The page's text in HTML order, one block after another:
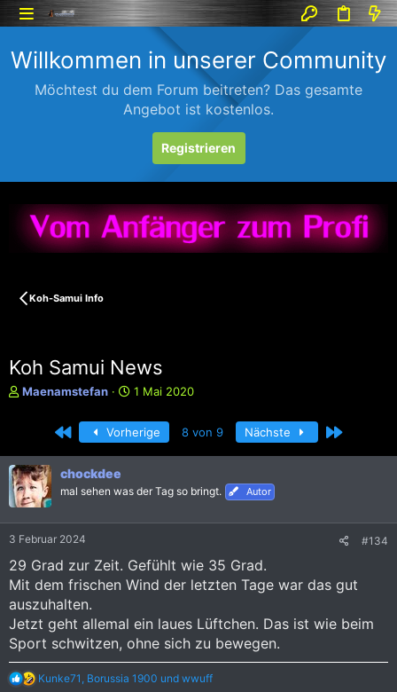
Willkommen in unserer Community
Möchtest du dem Forum beitreten? Das gesamte
Angebot ist kostenlos.
Registrieren
Koh-Samui Info
Koh Samui News
E
e
l
l
e
Maenamstefan
E
s
t
e
1 Mai 2020
Erste Vorherige 8 von 9 Nächste Letzte
chockdee
mal sehen was der Tag so bringt. Autor
3 Februar 2024 #134
29 Grad zur Zeit. Gefühlt wie 35 Grad.
Mit dem frischen Wind der letzten Tage war das gut
auszuhalten.
Jetzt geht allemal ein laues Lüftchen. Das ist wie beim
Sport schwitzen, ohne sich zu bewegen.
R
Kunke71 Borussia 1900 und wwuff